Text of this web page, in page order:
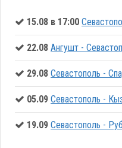
15.08 в 17:00
22.08 Ангушт -
29.08 Севастополь -
05.09 Севастополь -
19.09 Севастополь -